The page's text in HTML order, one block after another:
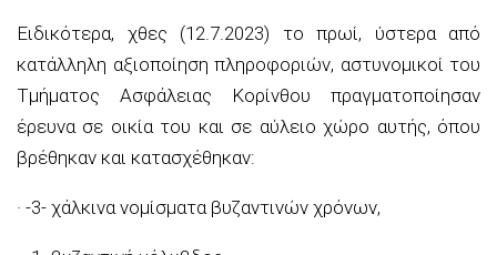
Ειδικότερα, χθες (12.7.2023) το πρωί, ύστερα από
κατάλληλη αξιοποίηση πληροφοριών, αστυνομικοί του
Τμήματος Ασφάλειας Κορίνθου πραγματοποίησαν
έρευνα σε οικία του και σε αύλειο χώρο αυτής, όπου
βρέθηκαν και κατασχέθηκαν:
· -3- χάλκινα νομίσματα βυζαντινών χρόνων,